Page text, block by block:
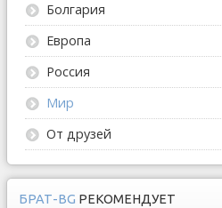
Болгария
Европа
Россия
Мир
От друзей
БРАТ-BG РЕКОМЕНДУЕТ